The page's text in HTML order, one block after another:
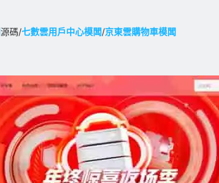
源碼/七數雲用戶中心模闆/京東雲購物車模闆